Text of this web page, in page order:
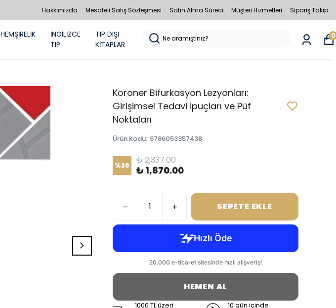
Hakkımızda Mesafeli Satış Sözleşmesi Satın Alma Süreci Müşteri Hizmetleri Sipariş Takip
HEMŞİRELİK
İNGİLİZCE
TIP
TIP DIŞI
KİTAPLAR
0
Koroner Bifurkasyon Lezyonları:
Girişimsel Tedavi İpuçları ve Püf
Noktaları
Ürün Kodu: 9786053357438
%20 ₺ 2,337.00
₺ 1,870.00
SEPETE EKLE
HEMEN AL
1000 TL üzeri
10 gün içinde